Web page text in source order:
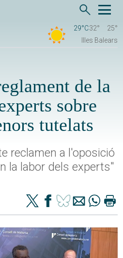
29°C32°
25°
Illes Balears
de la
sobre
tutelats
reclamen a l'oposició
la labor dels experts"